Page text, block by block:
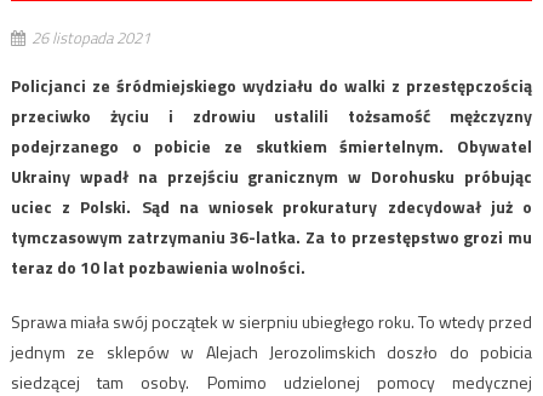
26 listopada 2021
Policjanci ze śródmiejskiego wydziału do walki z przestępczością
przeciwko życiu i zdrowiu ustalili tożsamość mężczyzny
podejrzanego o pobicie ze skutkiem śmiertelnym. Obywatel
Ukrainy wpadł na przejściu granicznym w Dorohusku próbując
uciec z Polski. Sąd na wniosek prokuratury zdecydował już o
tymczasowym zatrzymaniu 36-latka. Za to przestępstwo grozi mu
teraz do 10 lat pozbawienia wolności.
Sprawa miała swój początek w sierpniu ubiegłego roku. To wtedy przed
jednym ze sklepów w Alejach Jerozolimskich doszło do pobicia
siedzącej tam osoby. Pomimo udzielonej pomocy medycznej